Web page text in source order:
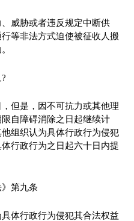
威胁或者违反规定中断供
等非法方式迫使被征收人搬
但是，因不可抗力或其他理
自障碍消除之日起继续计
组织认为具体行政行为侵犯
行政行为之日起六十日内提
》第九条
体行政行为侵犯其合法权益